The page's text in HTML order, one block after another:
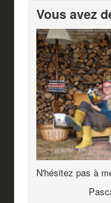
Vous avez
N'hésitez pas à